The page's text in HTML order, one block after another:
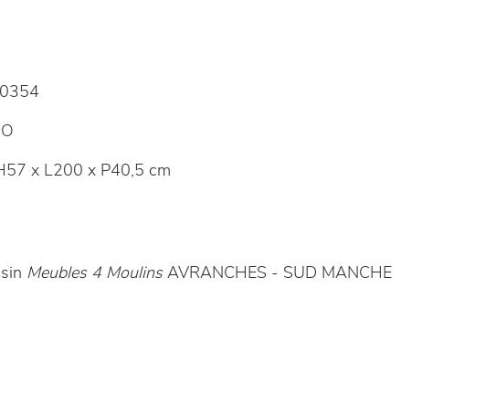
x L200 x P40,5 cm
Meubles 4 MoulinsAVRANCHES - SUD MANCHE